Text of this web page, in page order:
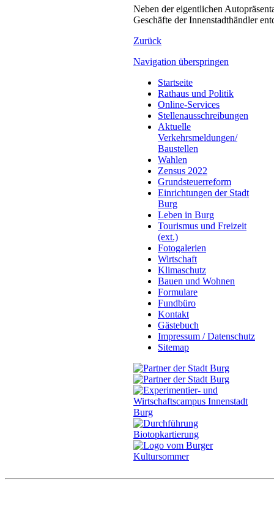
Neben der eigentlichen
Geschäfte der Innenstadthändler
Zurück
Navigation überspringen
Startseite
Rathaus und Politik
Online-Services
Stellenausschreibungen
Aktuelle
Verkehrsmeldungen/
Baustellen
Wahlen
Zensus 2022
Grundsteuerreform
Einrichtungen der Stadt
Burg
Leben in Burg
Tourismus und Freizeit
(ext.)
Fotogalerien
Wirtschaft
Klimaschutz
Bauen und Wohnen
Formulare
Fundbüro
Kontakt
Gästebuch
Impressum / Datenschutz
Sitemap